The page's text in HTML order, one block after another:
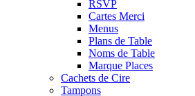
RSVP
Cartes Merci
Menus
Plans de Table
Noms de Table
Marque Places
Cachets de Cire
Tampons